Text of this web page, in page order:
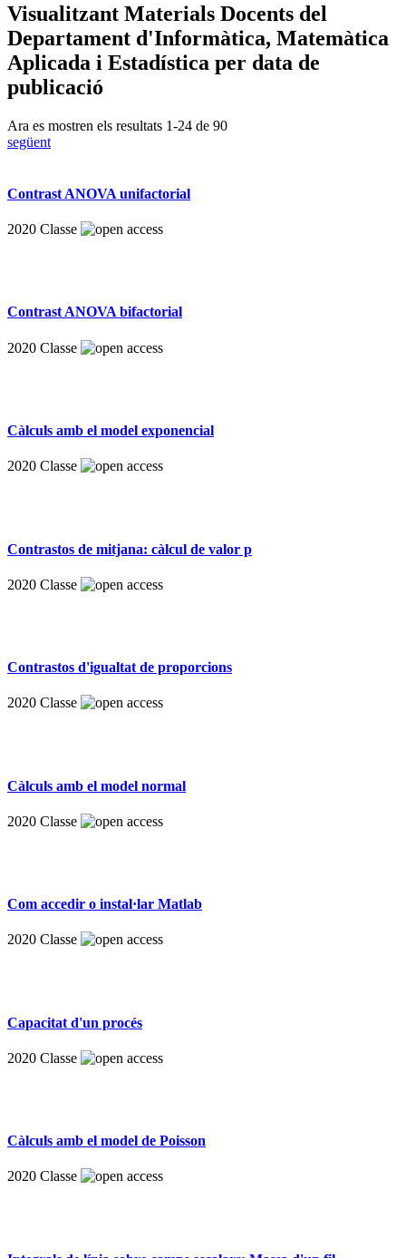
Visualitzant Materials Docents del
Departament d'Informàtica, Matemàtica
Aplicada i Estadística per data de
publicació
Ara es mostren els resultats 1-24 de 90
següent
Contrast ANOVA unifactorial
2020 Classe
Contrast ANOVA bifactorial
2020 Classe
Càlculs amb el model exponencial
2020 Classe
Contrastos de mitjana: càlcul de valor p
2020 Classe
Contrastos d'igualtat de proporcions
2020 Classe
Càlculs amb el model normal
2020 Classe
Com accedir o instal·lar Matlab
2020 Classe
Capacitat d'un procés
2020 Classe
Càlculs amb el model de Poisson
2020 Classe